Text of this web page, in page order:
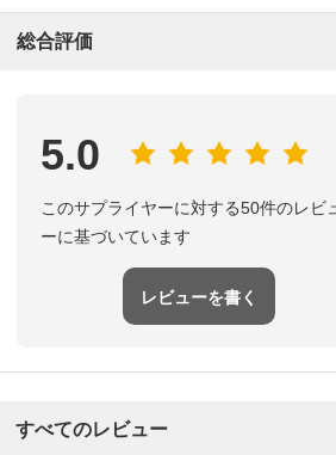
総合評価
5.0
このサプライヤーに対する50件のレビ
ーに基づいています
レビューを書く
すべてのレビュー